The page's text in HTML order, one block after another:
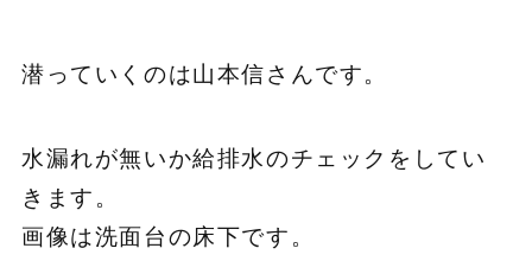
潜っていくのは山本信さんです。
水漏れが無いか給排水のチェックをしてい
きます。
画像は洗面台の床下です。